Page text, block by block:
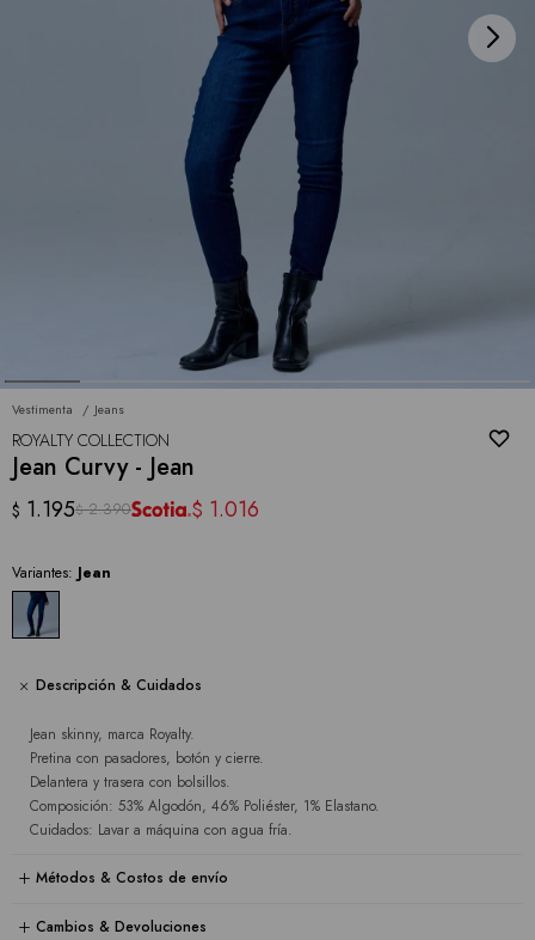
Vestimenta Jeans
ROYALTY COLLECTION
Jean Curvy - Jean
$ 1.195$ 2.390 $ 1.016
Variantes: Jean
Descripción & Cuidados
Jean skinny, marca Royalty.
Pretina con pasadores, botón y cierre.
Delantera y trasera con bolsillos.
Composición: 53% Algodón, 46% Poliéster, 1% Elastano.
Cuidados: Lavar a máquina con agua fría.
Métodos & Costos de envío
Cambios & Devoluciones